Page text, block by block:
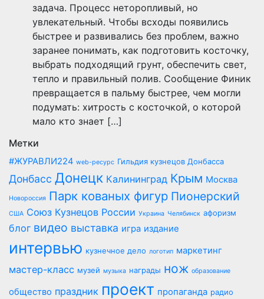
задача. Процесс неторопливый, но
увлекательный. Чтобы всходы появились
быстрее и развивались без проблем, важно
заранее понимать, как подготовить косточку,
выбрать подходящий грунт, обеспечить свет,
тепло и правильный полив. Сообщение Финик
превращается в пальму быстрее, чем могли
подумать: хитрость с косточкой, о которой
мало кто знает […]
Метки
#ЖУРАВЛИ224 web-ресурс Гильдия кузнецов Донбасса
Донбасс Донецк Калининград Крым Москва
Новороссия Парк кованых фигур Пионерский
США Союз Кузнецов России Украина Челябинск афоризм
блог видео выставка игра издание
интервью кузнечное дело логотип маркетинг
мастер-класс музей музыка награды нож образование
общество праздник проект пропаганда радио